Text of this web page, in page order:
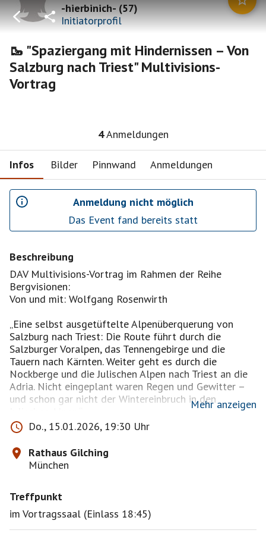
-hierbinich-(57)
Initiatorprofil
🥾 "Spaziergang mit Hindernissen – Von
Salzburg nach Triest" Multivisions-
Vortrag
4Anmeldungen
Infos Bilder Pinnwand Anmeldungen
Anmeldung nicht möglich
Das Event fand bereits statt
Beschreibung
DAV Multivisions-Vortrag im Rahmen der Reihe
Bergvisionen:
Von und mit: Wolfgang Rosenwirth
„Eine selbst ausgetüftelte Alpenüberquerung von
Salzburg nach Triest: Die Route führt durch die
Salzburger Voralpen, das Tennengebirge und die
Tauern nach Kärnten. Weiter geht es durch die
Nockberge und die Julischen Alpen nach Triest an die
Adria. Nicht eingeplant waren Regen und Gewitter –
und schon gar nicht der Wintereinbruch in den
Wir treffen uns vor Ort, wer schon etwas früher
kommen kann darf gerne schon reingehen und Plätze
Einlass ab 18:45
Mehr anzeigen
Do., 15.01.2026, 19:30 Uhr
Rathaus Gilching
München
Treffpunkt
im Vortragssaal (Einlass 18:45)